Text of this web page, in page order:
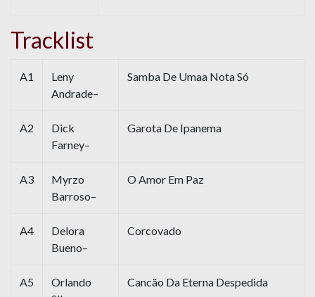
Tracklist
A1
Leny
Andrade–
Samba De Umaa Nota Só
A2
Dick
Farney–
Garota De Ipanema
A3
Myrzo
Barroso–
O Amor Em Paz
A4
Delora
Bueno–
Corcovado
A5
Orlando
Cancão Da Eterna Despedida